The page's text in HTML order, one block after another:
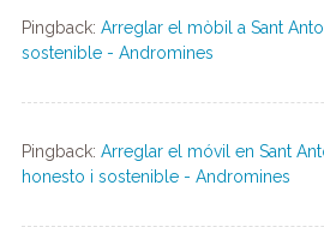
Pingback: Arreglar el mòbil a Sant
sostenible - Andromines
Pingback: Arreglar el móvil en Sant
honesto i sostenible - Andromines